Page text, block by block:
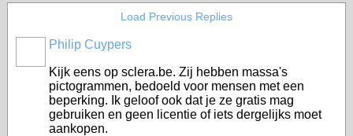
Load Previous Replies
Philip Cuypers
Kijk eens op sclera.be. Zij hebben massa's
pictogrammen, bedoeld voor mensen met een
beperking. Ik geloof ook dat je ze gratis mag
gebruiken en geen licentie of iets dergelijks moet
aankopen.